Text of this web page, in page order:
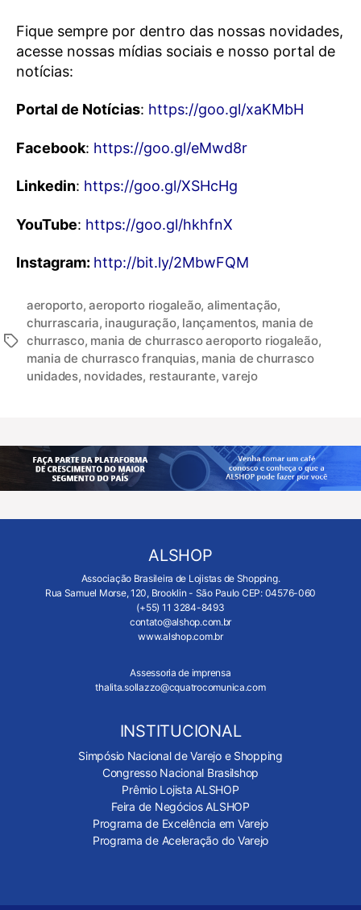
Fique sempre por dentro das nossas novidades,
acesse nossas mídias sociais e nosso portal de
notícias:
Portal de Notícias: https://goo.gl/xaKMbH
Facebook: https://goo.gl/eMwd8r
Linkedin: https://goo.gl/XSHcHg
YouTube: https://goo.gl/hkhfnX
Instagram: http://bit.ly/2MbwFQM
aeroporto,aeroporto riogaleão, alimentação,
churrascaria, inauguração, lançamentos, mania de
churrasco, mania de churrasco aeroporto riogaleão,
mania de churrasco franquias, mania de churrasco
unidades, novidades, restaurante,varejo
ALSHOP
Associação Brasileira de Lojistas de Shopping.
Rua Samuel Morse, 120, Brooklin - São Paulo CEP: 04576-060
(+55) 11 3284-8493
contato@alshop.com.br
www.alshop.com.br
Assessoria de imprensa
thalita.sollazzo@cquatrocomunica.com
INSTITUCIONAL
Simpósio Nacional de Varejo e Shopping
Congresso Nacional Brasilshop
Prêmio Lojista ALSHOP
Feira de Negócios ALSHOP
Programa de Excelência em Varejo
Programa de Aceleração do Varejo